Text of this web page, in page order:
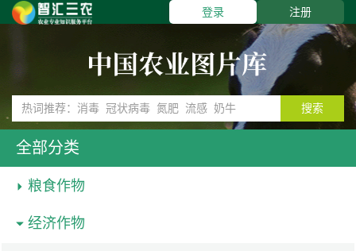
登录 注册
搜索
全部分类
粮食作物
经济作物